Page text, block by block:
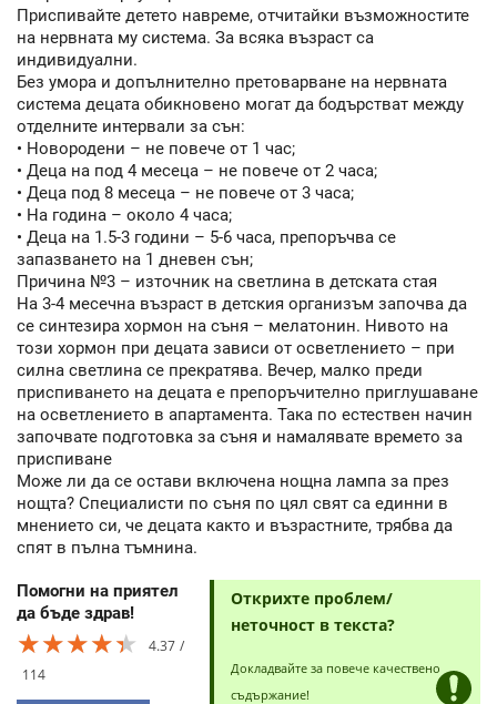
Приспивайте детето навреме, отчитайки възможностите
на нервната му система. За всяка възраст са
индивидуални.
Без умора и допълнително претоварване на нервната
система децата обикновено могат да бодърстват между
отделните интервали за сън:
• Новородени – не повече от 1 час;
• Деца на под 4 месеца – не повече от 2 часа;
• Деца под 8 месеца – не повече от 3 часа;
• На година – около 4 часа;
• Деца на 1.5-3 години – 5-6 часа, препоръчва се
запазването на 1 дневен сън;
Причина №3 – източник на светлина в детската стая
На 3-4 месечна възраст в детския организъм започва да
се синтезира хормон на съня – мелатонин. Нивото на
този хормон при децата зависи от осветлението – при
силна светлина се прекратява. Вечер, малко преди
приспиването на децата е препоръчително приглушаване
на осветлението в апартамента. Така по естествен начин
започвате подготовка за съня и намалявате времето за
приспиване
Може ли да се остави включена нощна лампа за през
нощта? Специалисти по съня по цял свят са единни в
мнението си, че децата както и възрастните, трябва да
спят в пълна тъмнина.
Помогни на приятел
да бъде здрав!
★★★★★
★★★★★
★★★★★
4.37
114
Открихте проблем/
неточност в текста?
Докладвайте за повече качествено
съдържание!